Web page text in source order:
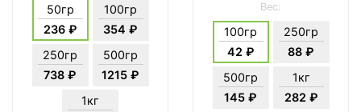
50гр
236 ₽
100гр
354 ₽
250гр
738 ₽
500гр
1215 ₽
1кг
Вес:
100гр
42 ₽
250гр
88 ₽
500гр
145 ₽
1кг
282 ₽